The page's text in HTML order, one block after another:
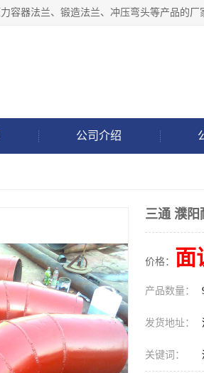
公司介绍
三通 濮阳
价格： 面
产品数量：
发货地址：
关键词：